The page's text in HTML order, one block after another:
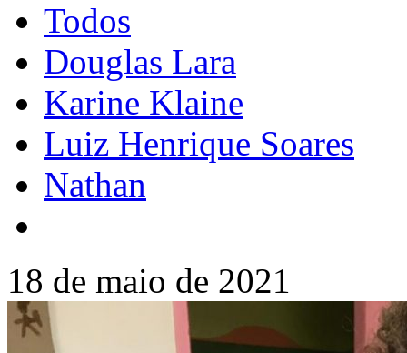
Todos
Douglas Lara
Karine Klaine
Luiz Henrique Soares
Nathan
18 de maio de 2021